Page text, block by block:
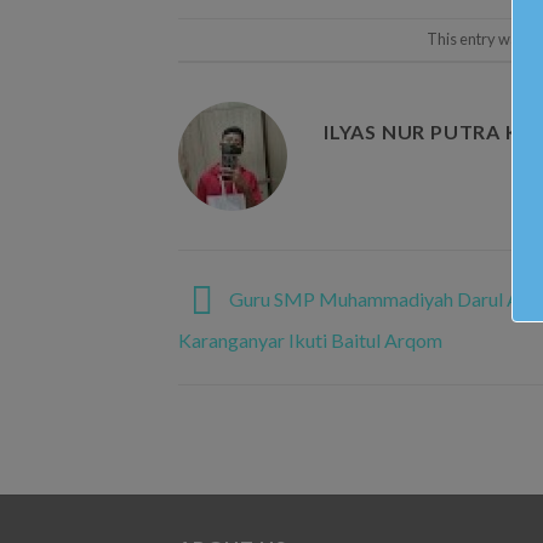
This entry was
ILYAS NUR PUTRA
Guru SMP Muhammadiyah Darul
Karanganyar Ikuti Baitul Arqom